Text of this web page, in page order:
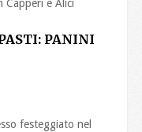
Capperi e Alici
PANINI
festeggiato nel